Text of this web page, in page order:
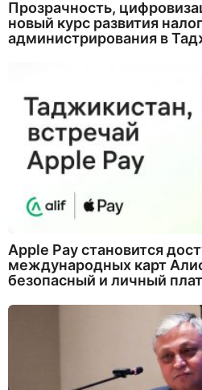
Прозрачность,
новый курс развития
администрирования в
Apple Pay становится
международных карт
безопасный и личный